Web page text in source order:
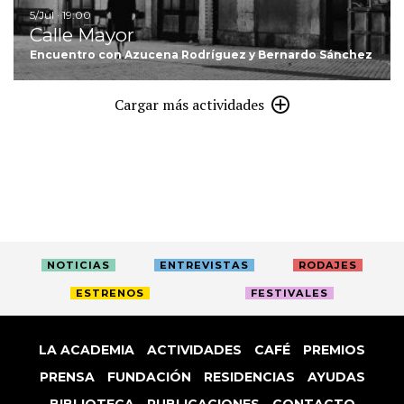
5/Jul · 19:00
Calle Mayor
Encuentro con Azucena Rodríguez y Bernardo Sánchez
Cargar más actividades
NOTICIAS ENTREVISTAS RODAJES
ESTRENOS FESTIVALES
LA ACADEMIA ACTIVIDADES CAFÉ
PREMIOS
PRENSA
FUNDACIÓN RESIDENCIAS
AYUDAS